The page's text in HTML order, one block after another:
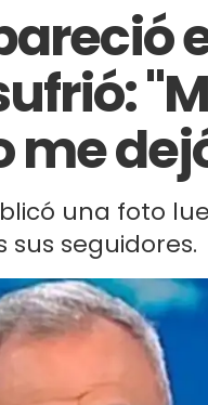
me
una foto
seguidores.